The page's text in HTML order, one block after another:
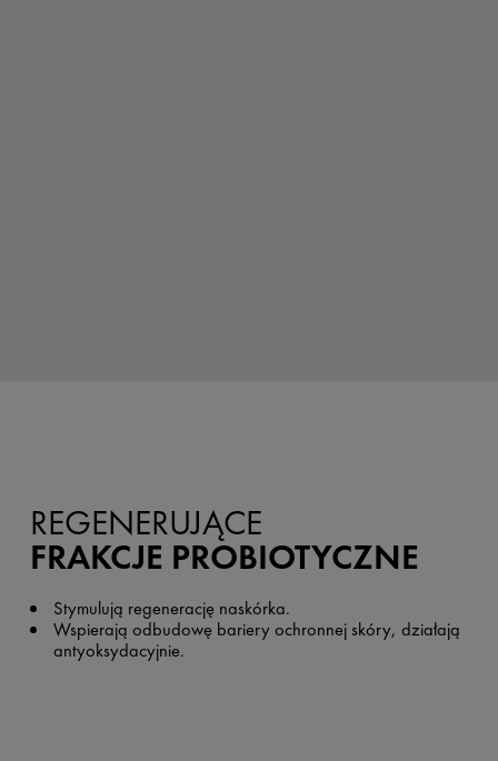
REGENERUJĄCE
FRAKCJE PROBIOTYCZNE
Stymulują regenerację naskórka.
Wspierają odbudowę bariery ochronnej skóry, działają
antyoksydacyjnie.